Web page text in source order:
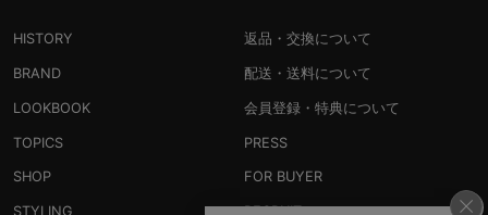
HISTORY
BRAND
LOOKBOOK
TOPICS
SHOP
STYLING
返品・交換について
配送・送料について
会員登録・特典について
PRESS
FOR BUYER
RECRUIT